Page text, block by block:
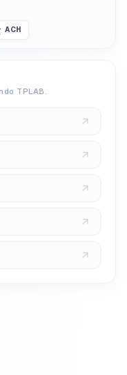
ACH
TPLAB.